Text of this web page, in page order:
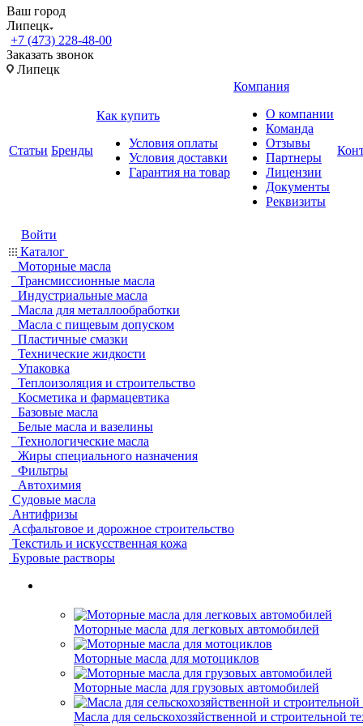
Ваш город
Липецк
+7 (473) 228-48-00
Заказать звонок
Липецк
Статьи Бренды
Как купить
Условия оплаты
Условия доставки
Гарантия на товар
Компания
О компании
Команда
Отзывы
Партнеры
Лицензии
Документы
Реквизиты
Войти
Каталог
Моторные масла
Трансмиссионные масла
Индустриальные масла
Масла для металлообработки
Масла с пищевым допуском
Пластичные смазки
Технические жидкости
Упаковка
Теплоизоляция и строительство
Косметика и фармацевтика
Базовые масла
Белые масла и вазелины
Технологические масла
Жиры специального назначения
Фильтры
Автохимия
Судовые масла
Антифризы
Асфальтовое и дорожное строительство
Текстиль и искусственная кожа
Буровые растворы
Моторные масла для легковых автомобилей
Моторные масла для мотоциклов
Моторные масла для грузовых автомобилей
Масла для сельскохозяйственной и строительной